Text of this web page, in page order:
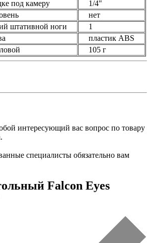
под камеру
1/4"
нет
штативной ноги
1
пластик ABS
105 г
интересующий вас вопрос по товару
специалисты обязательно вам
Falcon Eyes